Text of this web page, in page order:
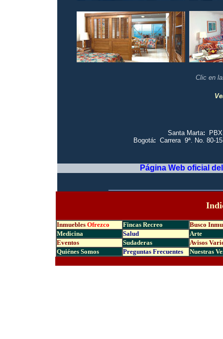
Clic en
Santa Marta:
Bogotá: Carrera 9ª. No. 80-
Página Web oficial
Inmuebles Ofrezco Fincas Recreo
Busco
Medicina
Salud
Arte
Eventos
Sudaderas
Avisos
Quiénes Somos
Preguntas Frecuentes Nuestras